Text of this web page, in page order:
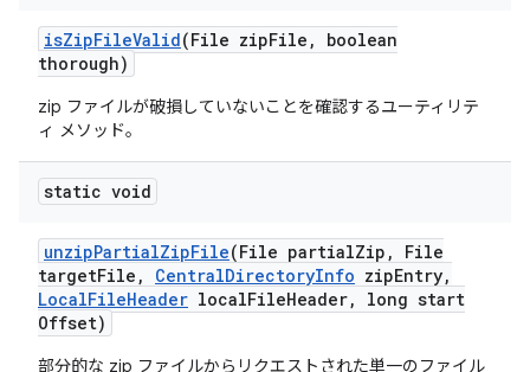
isZipFileValid(File zipFile ,
boolean
thorough)
zip ファイルが破損していないことを確認するユーティリテ
ィ メソッド。
static void
unzipPartialZipFile(File partialZip ,
File
targetFile , CentralDirectoryInfo zipEntry,
LocalFileHeader localFileHeader,
long start
Offset)
部分的な zip ファイルからリクエストされた単一のファイル